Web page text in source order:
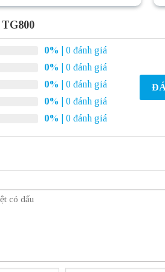
0%
| 0 đánh giá
0%
| 0 đánh giá
0%
| 0 đánh giá
0%
| 0 đánh giá
0% | 0 đánh giá